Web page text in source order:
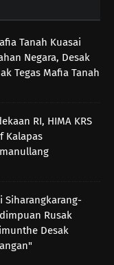
Tanah Kuasai
Negara, Desak
Tegas Mafia Tanah
RI, HIMA KRS
Kalapas
Siharangkarang-
Rusak
Desak